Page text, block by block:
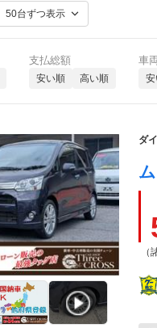
支払総額
安い順 高い順
車
ダ
（